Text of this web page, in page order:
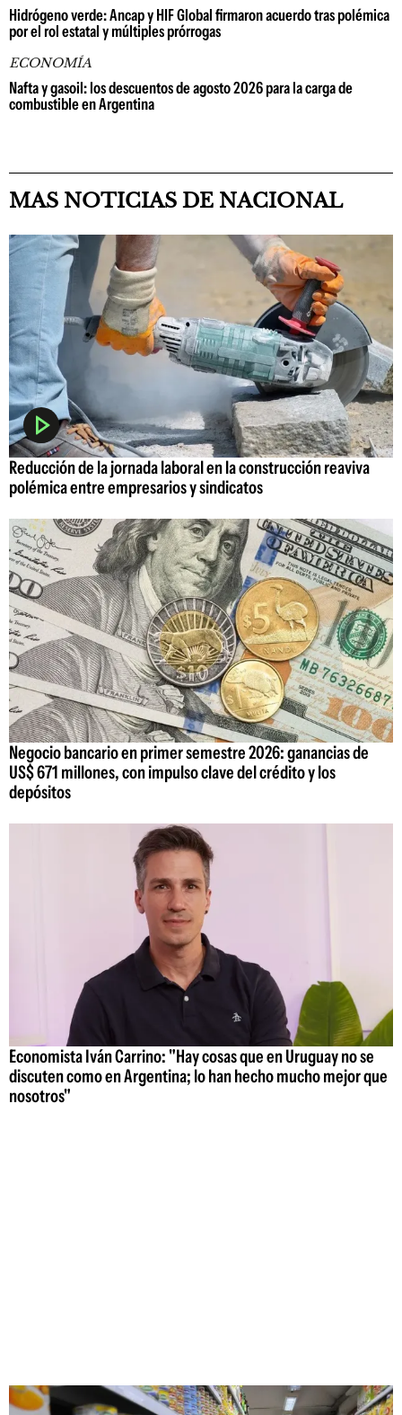
Hidrógeno verde: Ancap y HIF Global firmaron acuerdo tras polémica
por el rol estatal y múltiples prórrogas
ECONOMÍA
Nafta y gasoil: los descuentos de agosto 2026 para la carga de
combustible en Argentina
MAS NOTICIAS DE NACIONAL
Reducción de la jornada laboral en la construcción reaviva
polémica entre empresarios y sindicatos
Negocio bancario en primer semestre 2026: ganancias de
US$ 671 millones, con impulso clave del crédito y los
depósitos
Economista Iván Carrino: "Hay cosas que en Uruguay no se
discuten como en Argentina; lo han hecho mucho mejor que
nosotros"